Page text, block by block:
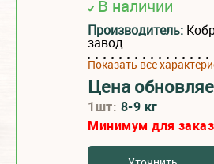
В наличии
Производитель:
завод
Показать все
Цена
1шт: 8-9 кг
Минимум для